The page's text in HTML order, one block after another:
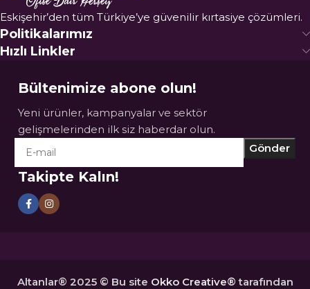
Eskişehir’den tüm Türkiye’ye güvenilir kırtasiye çözümleri.
Politikalarımız
Hızlı Linkler
Bültenimize abone olun!
Yeni ürünler, kampanyalar ve sektör
gelişmelerinden ilk siz haberdar olun.
Takipte Kalın!
Altanlar® 2025 © Bu site Okko Creative® tarafından